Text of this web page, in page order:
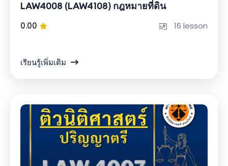
LAW4008 (LAW4108) กฎหมายที่ดิน
0.00 16 lesson
เรียนรู้เพิ่มเติม